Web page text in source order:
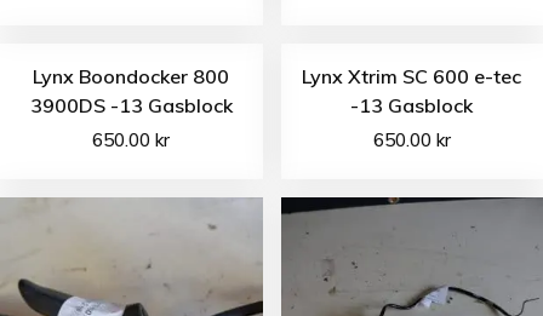
Lynx Boondocker 800
3900DS -13 Gasblock
650.00kr
Lynx Xtrim SC 600 e-tec
-13 Gasblock
650.00 kr